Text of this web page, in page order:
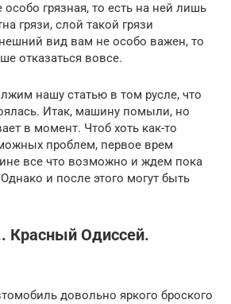
грязная, то есть на ней лишь
грязи, слой такой грязи
вид вам не особо важен, то
отказаться вовсе.
нашу статью в том русле, что
Итак, машину помыли, но
в момент. Чтоб хоть как-то
проблем, первое врем
все что возможно и ждем пока
и после этого могут быть
Красный Одиссей.
довольно яркого броского